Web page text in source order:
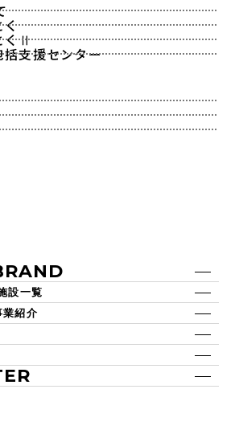
く
くⅡ
括支援センター
設一覧
業紹介